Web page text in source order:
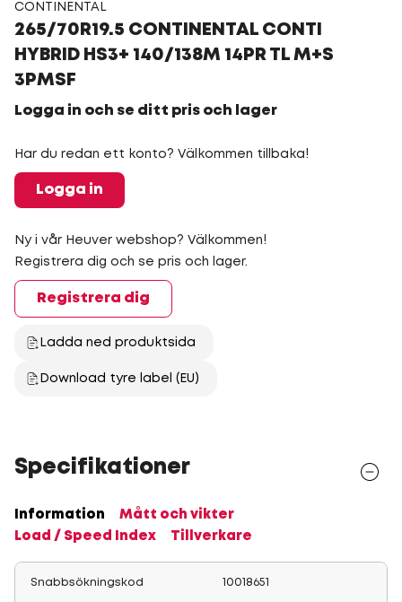
CONTINENTAL
265/70R19.5 CONTINENTAL CONTI
HYBRID HS3+ 140/138M 14PR TL M+S
3PMSF
Logga in och se ditt pris och lager
Har du redan ett konto? Välkommen tillbaka!
Logga in
Ny i vår Heuver webshop? Välkommen!
Registrera dig och se pris och lager.
Registrera dig
Ladda ned produktsida
Download tyre label (EU)
Specifikationer
Information
Mått och vikter
Load / Speed Index
Tillverkare
Snabbsökningskod 10018651